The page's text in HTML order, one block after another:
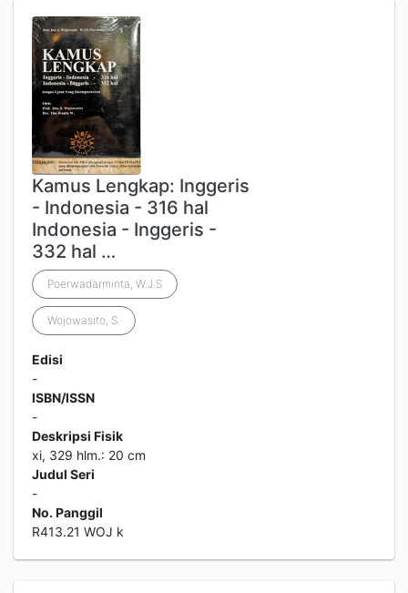
Kamus Lengkap: Inggeris
- Indonesia - 316 hal
Indonesia - Inggeris -
332 hal …
Poerwadarminta, W.J.S
Wojowasito, S.
Edisi
-
ISBN/ISSN
-
Deskripsi Fisik
xi, 329 hlm.: 20 cm
Judul Seri
-
No. Panggil
R413.21 WOJ k